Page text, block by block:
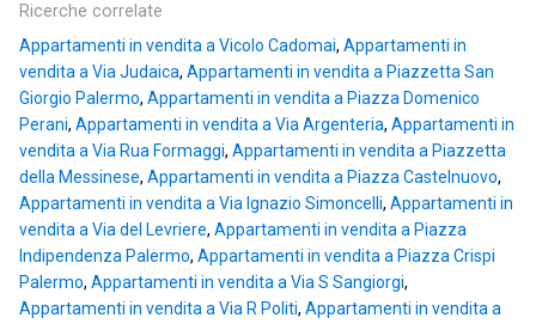
Ricerche correlate
Appartamenti in vendita a Vicolo Cadomai, Appartamenti in
vendita a Via Judaica, Appartamenti in vendita a Piazzetta San
Giorgio Palermo, Appartamenti in vendita a Piazza Domenico
Perani, Appartamenti in vendita a Via Argenteria, Appartamenti in
vendita a Via Rua Formaggi, Appartamenti in vendita a Piazzetta
della Messinese, Appartamenti in vendita a Piazza Castelnuovo,
Appartamenti in vendita a Via Ignazio Simoncelli, Appartamenti in
vendita a Via del Levriere, Appartamenti in vendita a Piazza
Indipendenza Palermo, Appartamenti in vendita a Piazza Crispi
Palermo, Appartamenti in vendita a Via S Sangiorgi,
Appartamenti in vendita a Via R Politi, Appartamenti in vendita a